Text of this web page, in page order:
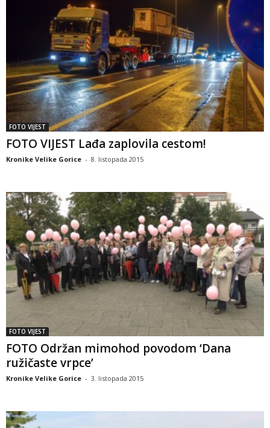
FOTO VIJEST
FOTO VIJEST Lađa zaplovila cestom!
Kronike Velike Gorice - 8. listopada 2015
FOTO VIJEST
FOTO Održan mimohod povodom ‘Dana
ružičaste vrpce’
Kronike Velike Gorice - 3. listopada 2015